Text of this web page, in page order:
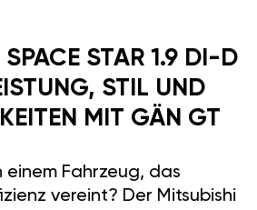
SPACE STAR 1.9 DI-D
STIL UND
MIT GÄN GT
einem Fahrzeug, das
vereint? Der Mitsubishi